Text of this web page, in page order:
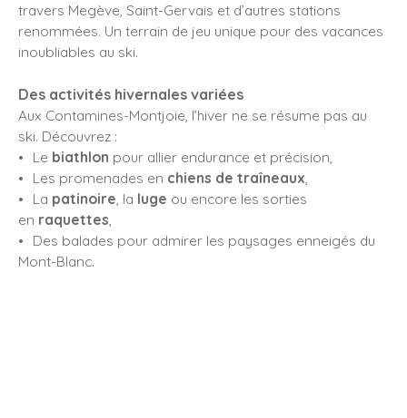
travers Megève, Saint-Gervais et d’autres stations
renommées. Un terrain de jeu unique pour des vacances
inoubliables au ski.
Des activités hivernales variées
Aux Contamines-Montjoie, l’hiver ne se résume pas au
ski. Découvrez :
Le biathlon pour allier endurance et précision,
Les promenades en chiens de traîneaux
La patinoire , la luge ou encore les sorties
en raquettes
Des balades pour admirer les paysages enneigés du
Mont-Blanc.